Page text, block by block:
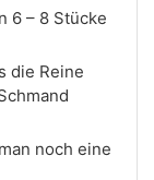
6 – 8 Stücke
die Reine
noch eine